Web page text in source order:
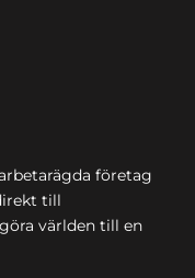
företag
till
världen till en